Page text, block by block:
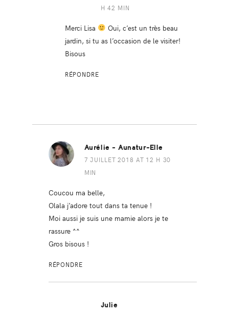
H 42 MIN
Merci Lisa
Oui, c’est un très beau
jardin, si tu as l’occasion de le visiter!
Bisous
RÉPONDRE
Aurélie - Aunatur-Elle
7 JUILLET 2018 AT 12 H 30
MIN
Coucou ma belle,
Olala j’adore tout dans ta tenue !
Moi aussi je suis une mamie alors je te
rassure ^^
Gros bisous !
RÉPONDRE
Julie